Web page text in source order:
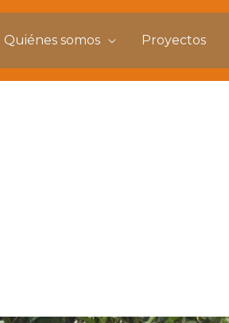
Quiénes somos Proyectos